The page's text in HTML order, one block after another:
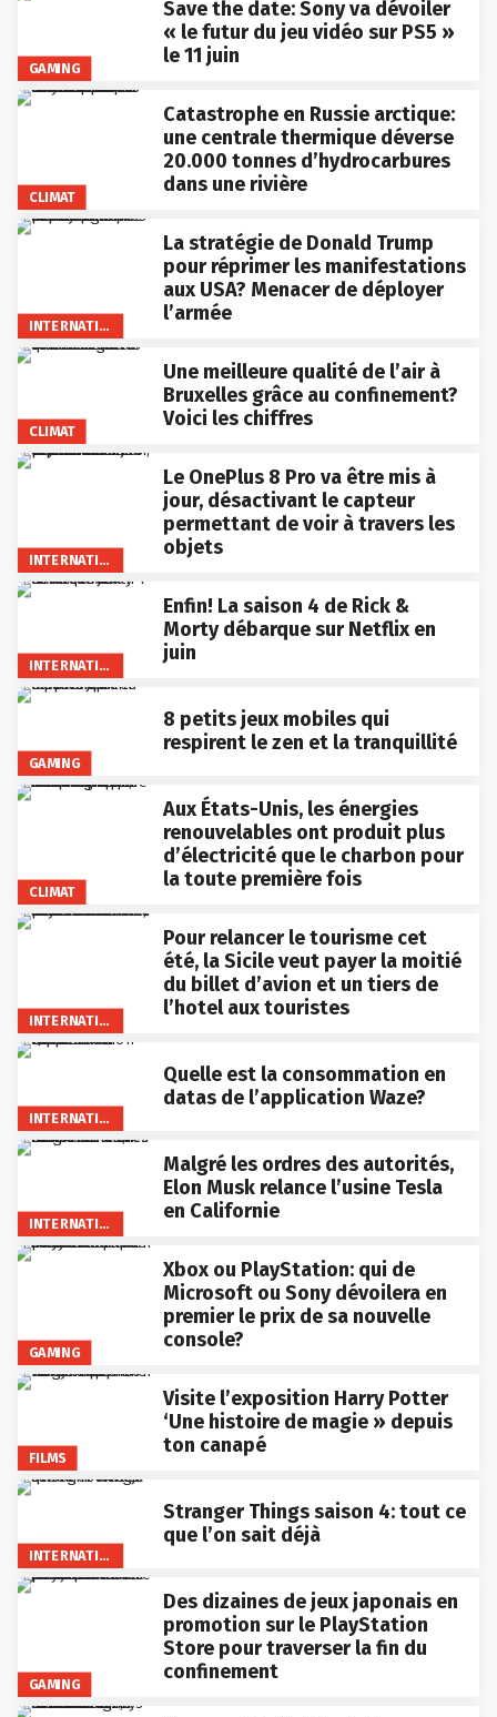
GAMING
Save the date: Sony va dévoiler
« le futur du jeu vidéo sur PS5 »
le 11 juin
CLIMAT
Catastrophe en Russie arctique:
une centrale thermique déverse
20.000 tonnes d’hydrocarbures
dans une rivière
INTERNATIONAL
La stratégie de Donald Trump
pour réprimer les manifestations
aux USA? Menacer de déployer
l’armée
CLIMAT
Une meilleure qualité de l’air à
Bruxelles grâce au confinement?
Voici les chiffres
INTERNATIONAL
Le OnePlus 8 Pro va être mis à
jour, désactivant le capteur
permettant de voir à travers les
objets
INTERNATIONAL
Enfin! La saison 4 de Rick &
Morty débarque sur Netflix en
juin
GAMING
8 petits jeux mobiles qui
respirent le zen et la tranquillité
CLIMAT
Aux États-Unis, les énergies
renouvelables ont produit plus
d’électricité que le charbon pour
la toute première fois
INTERNATIONAL
Pour relancer le tourisme cet
été, la Sicile veut payer la moitié
du billet d’avion et un tiers de
l’hotel aux touristes
INTERNATIONAL
Quelle est la consommation en
datas de l’application Waze?
INTERNATIONAL
Malgré les ordres des autorités,
Elon Musk relance l’usine Tesla
en Californie
GAMING
Xbox ou PlayStation: qui de
Microsoft ou Sony dévoilera en
premier le prix de sa nouvelle
console?
FILMS
Visite l’exposition Harry Potter
‘Une histoire de magie » depuis
ton canapé
INTERNATIONAL
Stranger Things saison 4: tout ce
que l’on sait déjà
GAMING
Des dizaines de jeux japonais en
promotion sur le PlayStation
Store pour traverser la fin du
confinement